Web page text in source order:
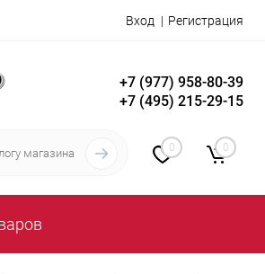
Вход Регистрация
+7 (977) 958-80-39
+7 (495) 215-29-15
0 0